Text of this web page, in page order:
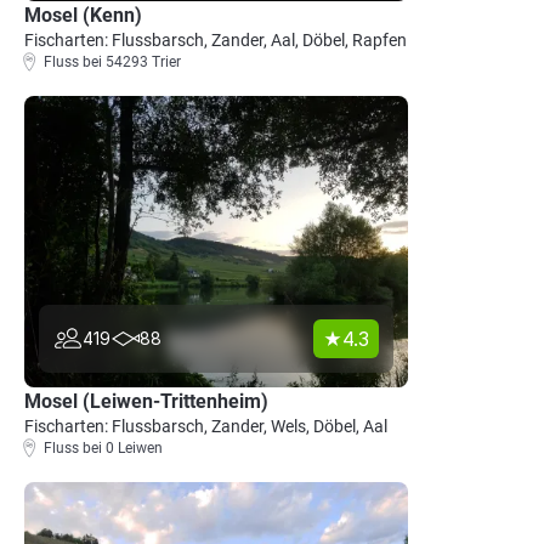
Mosel (Kenn)
Fischarten: Flussbarsch, Zander, Aal, Döbel, Rapfen
Fluss bei 54293 Trier
419 88 4.3
Mosel (Leiwen-Trittenheim)
Fischarten: Flussbarsch, Zander, Wels, Döbel, Aal
Fluss bei 0 Leiwen